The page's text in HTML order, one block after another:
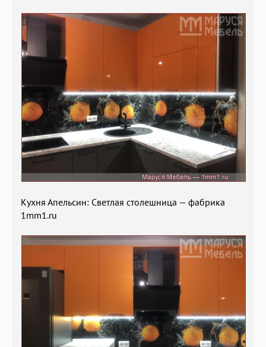
Кухня Апельсин: Светлая столешница — фабрика
1mm1.ru